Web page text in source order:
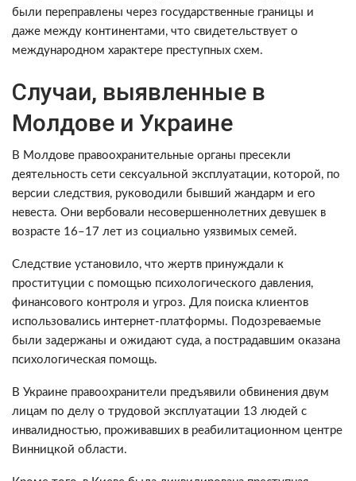
были переправлены через государственные границы и
даже между континентами, что свидетельствует о
международном характере преступных схем.
Случаи, выявленные в
Молдове и Украине
В Молдове правоохранительные органы пресекли
деятельность сети сексуальной эксплуатации, которой, по
версии следствия, руководили бывший жандарм и его
невеста. Они вербовали несовершеннолетних девушек в
возрасте 16–17 лет из социально уязвимых семей.
Следствие установило, что жертв принуждали к
проституции с помощью психологического давления,
финансового контроля и угроз. Для поиска клиентов
использовались интернет-платформы. Подозреваемые
были задержаны и ожидают суда, а пострадавшим оказана
психологическая помощь.
В Украине правоохранители предъявили обвинения двум
лицам по делу о трудовой эксплуатации 13 людей с
инвалидностью, проживавших в реабилитационном центре
Винницкой области.